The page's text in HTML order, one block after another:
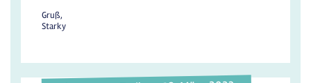
Gruß,
Starky